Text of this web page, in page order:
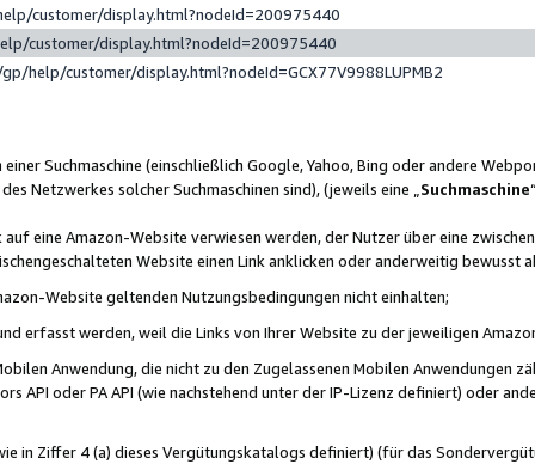
customer/display.html?nodeId=200975440
customer/display.html?nodeId=200975440
help/customer/display.html?nodeId=GCX77V9988LUPMB2
Suchmaschine (einschließlich Google, Yahoo, Bing oder andere
Netzwerkes solcher Suchmaschinen sind), (jeweils eine „ Suchmaschine
eine Amazon-Website verwiesen werden, der Nutzer über eine
Website einen Link anklicken oder anderweitig bewusst
Website geltenden Nutzungsbedingungen nicht einhalten;
erfasst werden, weil die Links von Ihrer Website zu der jeweiligen
Anwendung, die nicht zu den Zugelassenen Mobilen Anwendungen
API oder PA API (wie nachstehend unter der IP-Lizenz definiert) oder
in Ziffer 4 (a) dieses Vergütungskatalogs definiert) (für das